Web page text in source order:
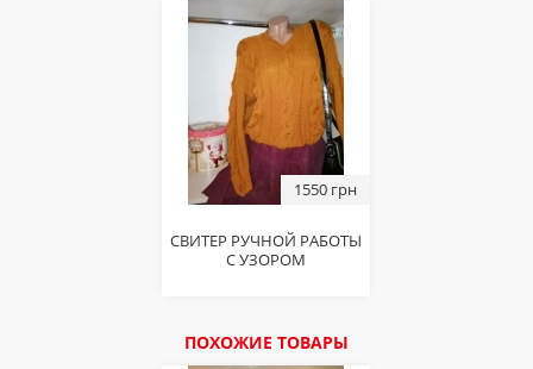
1550 грн
СВИТЕР РУЧНОЙ РАБОТЫ
С УЗОРОМ
ПОХОЖИЕ ТОВАРЫ